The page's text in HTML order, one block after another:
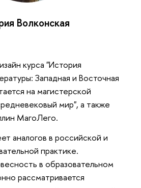
Волконская
курса "История
Западная и Восточная
на магистерской
мир", а также
МагоЛего.
аналогов в российской и
практике.
в образовательном
рассматривается